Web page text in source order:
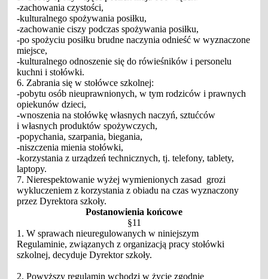
-zachowania czystości,
-kulturalnego spożywania posiłku,
-zachowanie ciszy podczas spożywania posiłku,
-po spożyciu posiłku brudne naczynia odnieść w wyznaczone
miejsce,
-kulturalnego odnoszenie się do rówieśników i personelu
kuchni i stołówki.
6. Zabrania się w stołówce szkolnej:
-pobytu osób nieuprawnionych, w tym rodziców i prawnych
opiekunów dzieci,
-wnoszenia na stołówkę własnych naczyń, sztućców
i własnych produktów spożywczych,
-popychania, szarpania, biegania,
-niszczenia mienia stołówki,
-korzystania z urządzeń technicznych, tj. telefony, tablety,
laptopy.
7. Nierespektowanie wyżej wymienionych zasad grozi
wykluczeniem z korzystania z obiadu na czas wyznaczony
przez Dyrektora szkoły.
Postanowienia końcowe
§11
1. W sprawach nieuregulowanych w niniejszym
Regulaminie, związanych z organizacją pracy stołówki
szkolnej, decyduje Dyrektor szkoły.
2. Powyższy regulamin wchodzi w życie zgodnie